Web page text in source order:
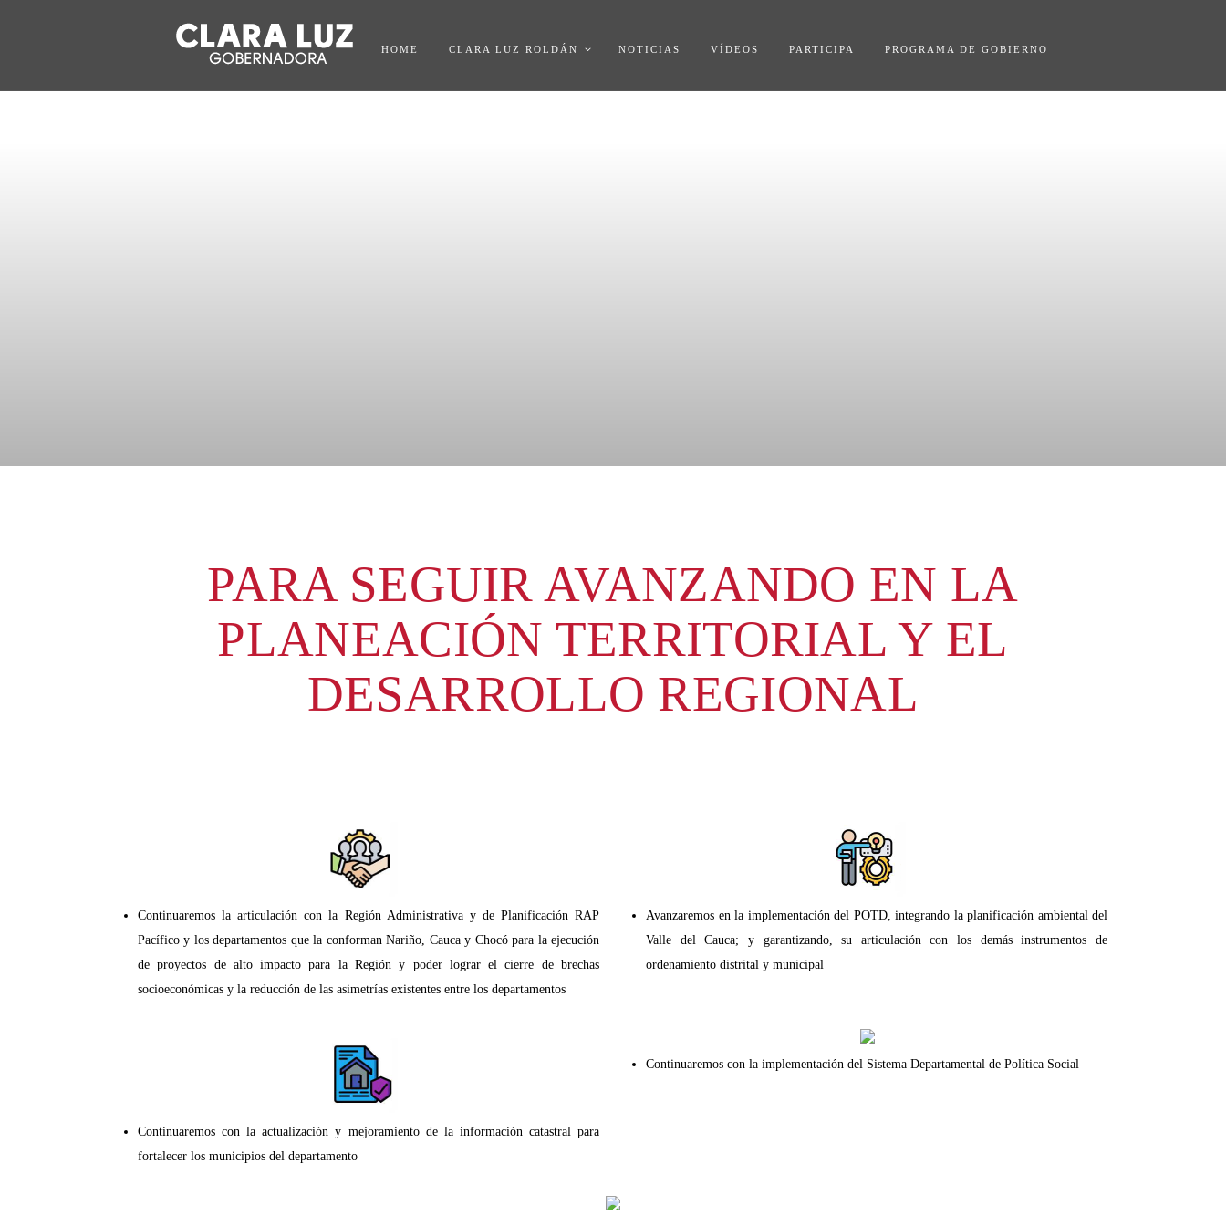
HOME CLARA LUZ ROLDÁN NOTICIAS VÍDEOS PARTICIPA PROGRAMA DE GOBIERNO
PARA SEGUIR AVANZANDO EN LA
PLANEACIÓN TERRITORIAL Y EL
DESARROLLO REGIONAL
Continuaremos la articulación con la Región Administrativa y de Planificación RAP
Pacífico y los departamentos que la conforman Nariño, Cauca y Chocó para la ejecución
de proyectos de alto impacto para la Región y poder lograr el cierre de brechas
socioeconómicas y la reducción de las asimetrías existentes entre los departamentos
Avanzaremos en la implementación del POTD, integrando la planificación ambiental del
Valle del Cauca; y garantizando, su articulación con los demás instrumentos de
ordenamiento distrital y municipal
Continuaremos con la actualización y mejoramiento de la información catastral para
fortalecer los municipios del departamento
Continuaremos con la implementación del Sistema Departamental de Política Social